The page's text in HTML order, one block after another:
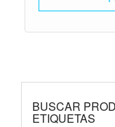
BUSCAR
ETIQUETAS